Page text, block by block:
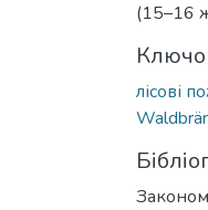
(15–16
лісові